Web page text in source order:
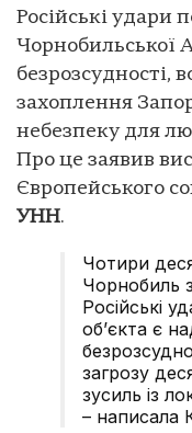
Російські удари
Чорнобильської
безрозсудності,
захоплення
небезпеку для
Про це заявив
Європейського
УНН.
Чотири
Чорнобиль
Російські
об’єкта є
загрозу
зусиль із
– написала